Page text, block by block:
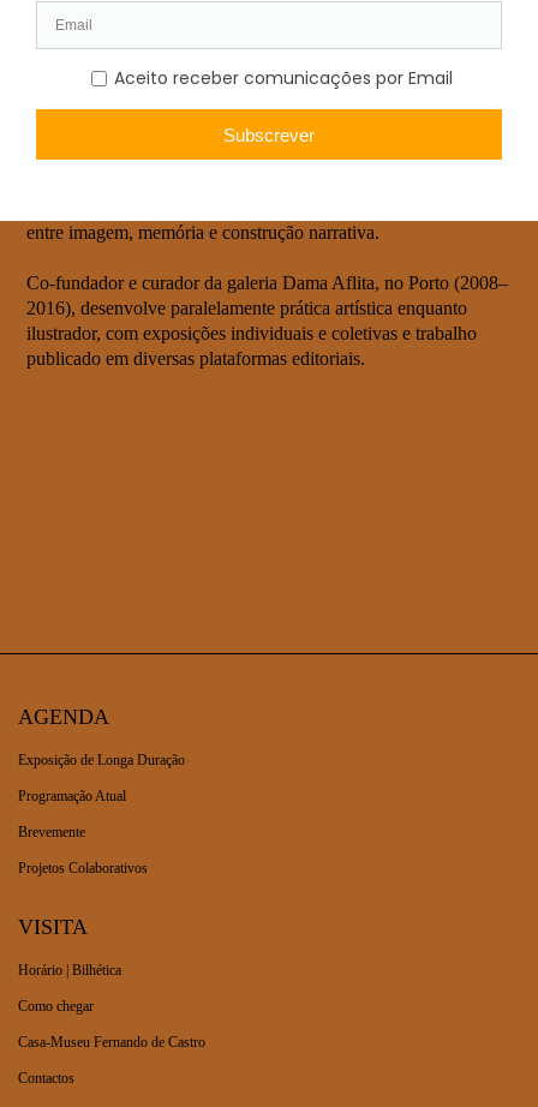
Porto (FBAUP), onde concluiu também o Mestrado em Arte
Multimédia e a licenciatura em Design de Comunicação. É
Professor Auxiliar no Departamento de Design da FBAUP.
Investigador Integrado do Instituto de Investigação em Design,
Media e Cultura (ID+) e Investigador Colaborador do Instituto
de Investigação em Arte, Design e Sociedade (i2ADS). A sua
entre imagem, memória e construção narrativa.
Co-fundador e curador da galeria Dama Aflita, no Porto (2008–
2016), desenvolve paralelamente prática artística enquanto
ilustrador, com exposições individuais e coletivas e trabalho
publicado em diversas plataformas editoriais.
AGENDA
Exposição de Longa Duração
Programação Atual
Brevemente
Projetos Colaborativos
VISITA
Horário | Bilhética
Como chegar
Casa-Museu Fernando de Castro
Contactos